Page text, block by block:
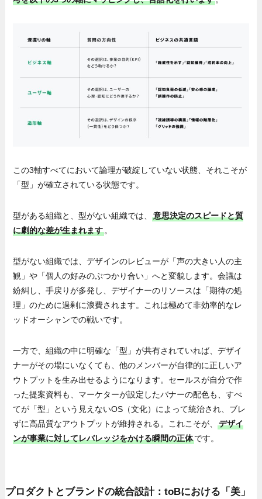
この3軸すべてにおいて論理が破綻していない状態、それこそが
「型」が確立されている状態です。
型がある組織と、型がない組織では、意思決定のスピードと質
に劇的な差が生まれます 。
型がない組織では、デザインのレビューが「声の大きい人の主
観」や「個人の好みのぶつかり合い」へと変貌します。会議は
紛糾し、手戻りが多発し、デザイナーのリソースは「期待の処
理」のために過剰に浪費されます。これは極めて非効率的なレ
ッドオーシャンでの戦いです。
一方で、組織の中に明確な「型」が共有されていれば、デザイ
ナーがその場にいなくても、他のメンバーが自律的に正しいア
ウトプットを生み出せるようになります。セールスが自分で作
った提案資料も、マーケターが設定したバナーの配色も、すべ
てが「型」という見えないOS（文化）によって統治され、ブレ
ずに高品質なアウトプットが維持される。これこそが、デザイ
ンが事業に対してレバレッジをかける瞬間の正体です。
プロダクトとブランドの統合設計：toBにおける「美」